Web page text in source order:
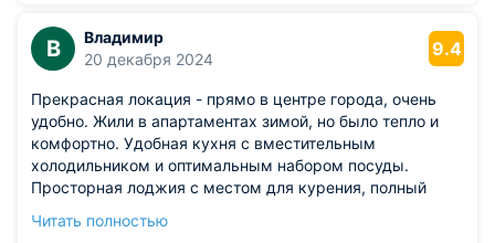
В
Владимир
20 декабря 2024
9.4
Прекрасная локация - прямо в центре города, очень
удобно. Жили в апартаментах зимой, но было тепло и
комфортно. Удобная кухня с вместительным
холодильником и оптимальным набором посуды.
Просторная лоджия с местом для курения, полный
утюг, гладильная доска и пр. Идеальное соотношение
Читать полностью